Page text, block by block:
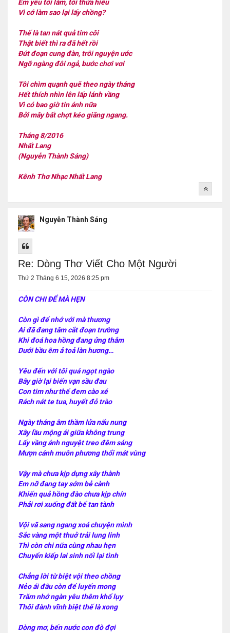
Em yêu tôi lắm, tôi thừa hiểu
Vì cớ làm sao lại lấy chồng?
Thế là tan nát quả tim côi
Thật biết thì ra đã hết rồi
Đứt đoạn cung đàn, trôi nguyện ước
Ngỡ ngàng đôi ngả, bước chơi vơi
Tôi chìm quạnh quẽ theo ngày tháng
Hết thích nhìn lên lấp lánh vầng
Vì có bao giờ tin ánh nữa
Bởi mây bất chợt kéo giăng ngang.
Tháng 8/2016
Nhất Lang
(Nguyễn Thành Sáng)
Kênh Thơ Nhạc Nhất Lang
Nguyễn Thành Sáng
Re: Dòng Thơ Viết Cho Một Người
Thứ 2 Tháng 6 15, 2026 8:25 pm
CÒN CHI ĐỂ MÀ HẸN
Còn gì để nhớ với mà thương
Ai đã đang tâm cắt đoạn trường
Khi đoá hoa hồng đang ửng thắm
Dưới bầu êm ả toả làn hương…
Yêu đến với tôi quá ngọt ngào
Bây giờ lại biến vạn sầu đau
Con tim như thể đem cào xé
Rách nát te tua, huyết đỏ trào
Ngày tháng âm thầm lửa nấu nung
Xây lầu mộng ái giữa không trung
Lấy vầng ánh nguyệt treo đêm sáng
Mượn cánh muôn phương thổi mát vùng
Vậy mà chưa kịp dựng xây thành
Em nỡ đang tay sớm bẻ cành
Khiến quả hồng đào chưa kịp chín
Phải rơi xuống đất bể tan tành
Vội vã sang ngang xoá chuyện mình
Sắc vàng một thuở trải lung linh
Thì còn chi nữa cùng nhau hẹn
Chuyển kiếp lai sinh nối lại tình
Chẳng lời từ biệt vội theo chồng
Nẻo ái đâu còn để luyến mong
Trăm nhớ ngàn yêu thêm khổ lụy
Thôi đành vĩnh biệt thế là xong
Dòng mơ, bến nước con đò đợi